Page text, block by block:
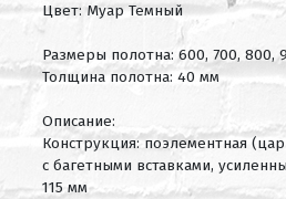
Цвет: Муар Темный
Размеры полотна: 600, 700, 800,
Толщина полотна: 40 мм
Описание:
Конструкция: поэлементная
с багетными вставками,
115 мм